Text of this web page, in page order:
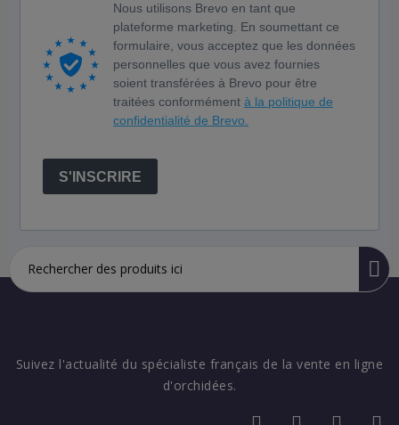
Nous utilisons Brevo en tant que
plateforme marketing. En soumettant ce
formulaire, vous acceptez que les données
personnelles que vous avez fournies
soient transférées à Brevo pour être
traitées conformément à la politique de
confidentialité de Brevo.
S'INSCRIRE
Suivez l'actualité du spécialiste français de la vente en ligne
d'orchidées.